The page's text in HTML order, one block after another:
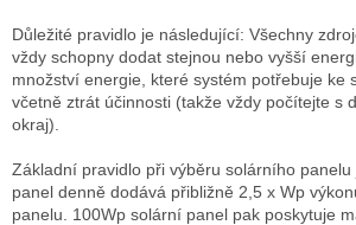
Důležité pravidlo je následující: Všechny
vždy schopny dodat stejnou nebo vyšší
množství energie, které systém potřebuje ke
včetně ztrát účinnosti (takže vždy počítejte s
okraj).
Základní pravidlo při výběru solárního
panel denně dodává přibližně 2,5 x Wp
panelu.
100Wp solární panel pak poskytuje